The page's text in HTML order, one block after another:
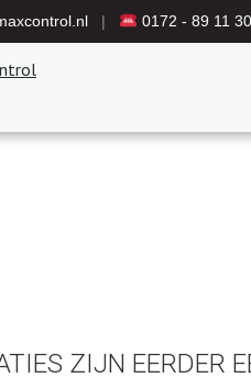
| 0172 - 89 11 30
ZIJN EERDER